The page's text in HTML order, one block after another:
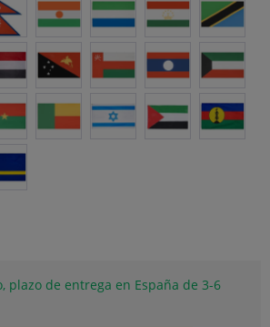
plazo de entrega en España de 3-6